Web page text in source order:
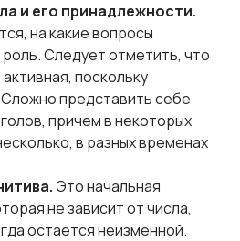
и его принадлежности.
на какие вопросы
Следует отметить, что
поскольку
представить себе
причем в некоторых
в разных временах
Это начальная
не зависит от числа,
остается неизменной.